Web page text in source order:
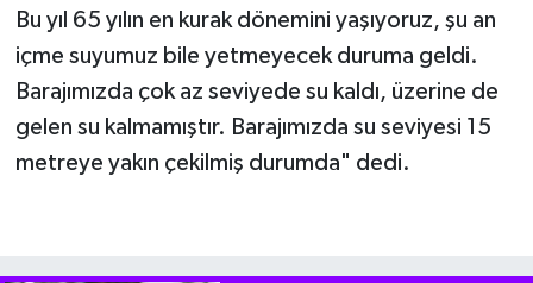
Bu yıl 65 yılın en kurak dönemini yaşıyoruz, şu an
içme suyumuz bile yetmeyecek duruma geldi.
Barajımızda çok az seviyede su kaldı, üzerine de
gelen su kalmamıştır. Barajımızda su seviyesi 15
metreye yakın çekilmiş durumda" dedi.